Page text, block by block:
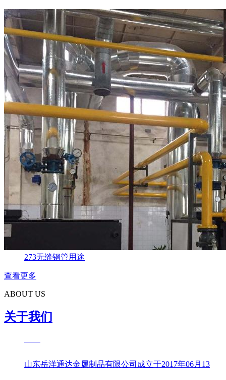
273无缝钢管用途
查看更多
ABOUT US
关于我们
山东岳洋通达金属制品有限公司成立于2017年06月13